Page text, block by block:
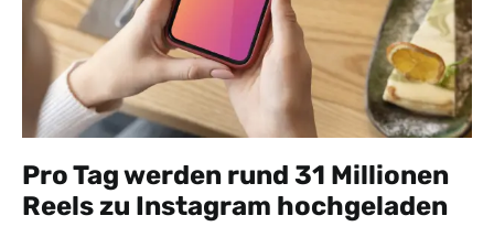
Pro Tag werden rund 31 Millionen
Reels zu Instagram hochgeladen